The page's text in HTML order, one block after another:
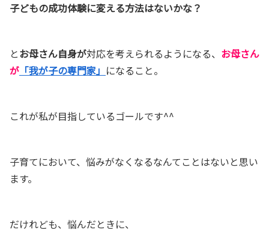
子どもの成功体験に変える方法はないかな？
とお母さん自身が対応を考えられるようになる、 お母さん
が 「我が子の専門家」 になること。
これが私が目指しているゴールです^^
子育てにおいて、悩みがなくなるなんてことはないと思い
ます。
だけれども、悩んだときに、